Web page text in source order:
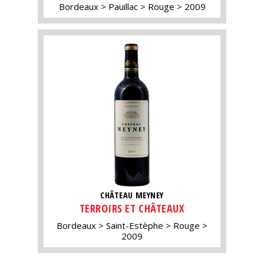
Bordeaux Pauillac Rouge 2009
CHÂTEAU MEYNEY
TERROIRS ET CHÂTEAUX
Bordeaux Saint-Estèphe
Rouge
2009